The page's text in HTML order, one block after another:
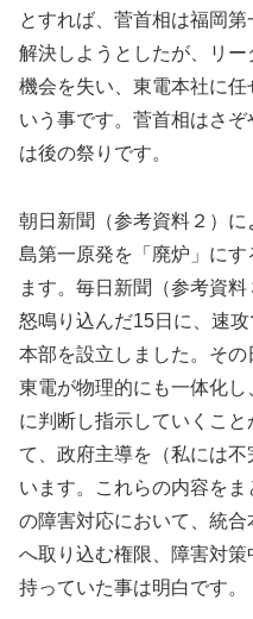
とすれば、菅首相は福岡
解決しようとしたが、リ
機会を失い、東電本社に
いう事です。菅首相はさ
は後の祭りです。
朝日新聞（参考資料２）
島第一原発を「廃炉」に
ます。毎日新聞（参考資
怒鳴り込んだ15日に、速
本部を設立しました。そ
東電が物理的にも一体化
に判断し指示していくこ
て、政府主導を（私には
います。これらの内容を
の障害対応において、統
へ取り込む権限、障害対
持っていた事は明白です。